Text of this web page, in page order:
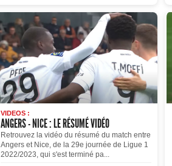
VIDEOS :
ANGERS - NICE : LE RÉSUMÉ VIDÉO
Retrouvez la vidéo du résumé du match entre
Angers et Nice, de la 29e journée de Ligue 1
2022/2023, qui s'est terminé pa...